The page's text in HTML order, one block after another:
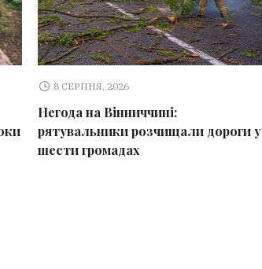
8 СЕРПНЯ, 2026
Негода на Вінниччині:
рятувальники розчищали дороги у
шести громадах